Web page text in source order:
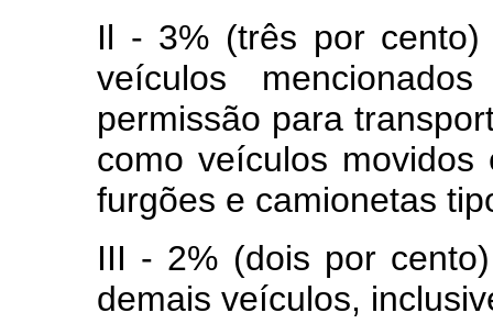
Il - 3% (três por
veículos
permissão para
como veículos movidos
furgões e camionetas
III - 2% (dois por
demais veículos,